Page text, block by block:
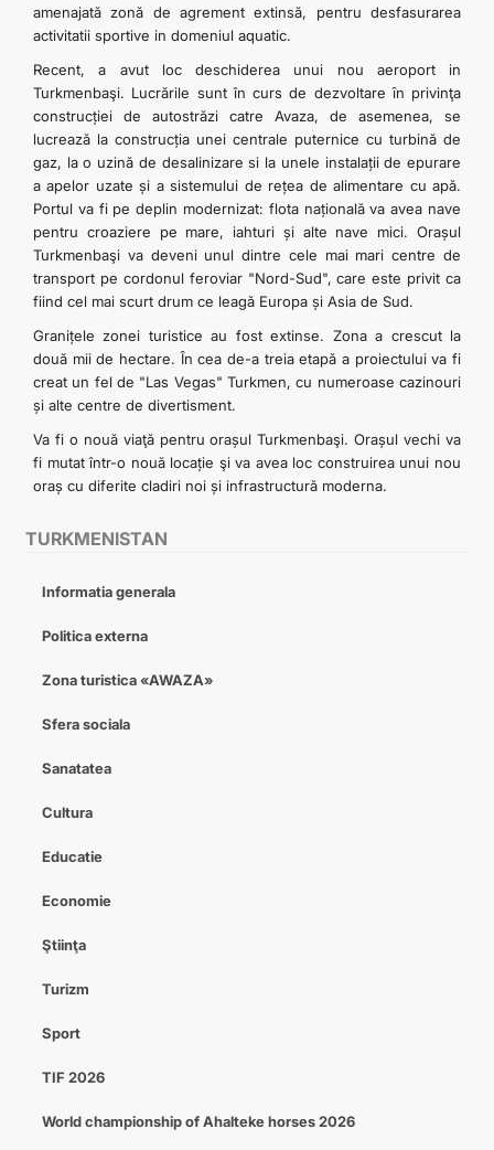
TURKMENISTAN
Informatia generala
Politica externa
Zona turistica «AWAZA»
Sfera sociala
Sanatatea
Cultura
Educatie
Economie
Ştiinţa
Turizm
Sport
TIF 2026
World championship of Ahalteke horses 2026
amenajată zonă de agrement extinsă, pentru desfasurarea
activitatii sportive in domeniul aquatic.
Recent, a avut loc deschiderea unui nou aeroport in
Turkmenbaşi. Lucrările sunt în curs de dezvoltare ȋn privinţa
construcției de autostrăzi catre Avaza, de asemenea, se
lucrează la construcția unei centrale puternice cu turbină de
gaz, la o uzină de desalinizare si la unele instalații de epurare
a apelor uzate și a sistemului de rețea de alimentare cu apă.
Portul va fi pe deplin modernizat: flota națională va avea nave
pentru croaziere pe mare, iahturi și alte nave mici. Orașul
Turkmenbaşi va deveni unul dintre cele mai mari centre de
transport pe cordonul feroviar "Nord-Sud", care este privit ca
fiind cel mai scurt drum ce leagă Europa și Asia de Sud.
Granițele zonei turistice au fost extinse. Zona a crescut la
două mii de hectare. Ȋn cea de-a treia etapă a proiectului va fi
creat un fel de "Las Vegas" Turkmen, cu numeroase cazinouri
și alte centre de divertisment.
Va fi o nouă viaţă pentru orașul Turkmenbaşi. Orașul vechi va
fi mutat într-o nouă locație şi va avea loc construirea unui nou
oraș cu diferite cladiri noi și infrastructură moderna.